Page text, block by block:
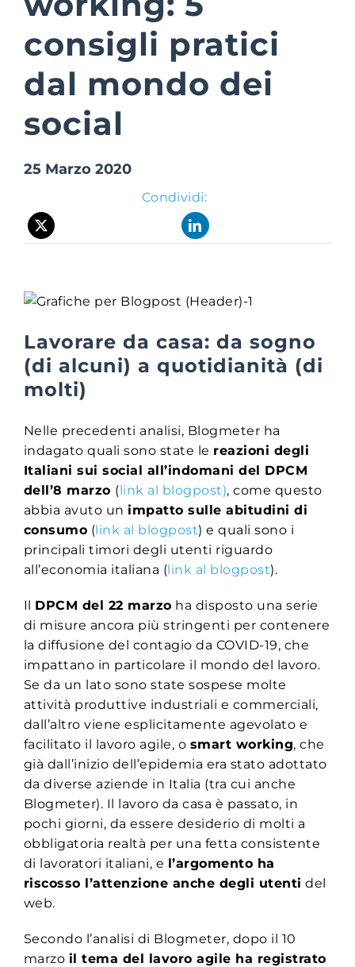
Suite Login
consigli pratici
dal mondo dei
social
25 Marzo 2020
Condividi:
Lavorare da casa: da sogno
(di alcuni) a quotidianità (di
molti)
Nelle precedenti analisi, Blogmeter ha
indagato quali sono state le reazioni degli
Italiani sui social all’indomani del DPCM
dell’8 marzo (link al blogpost), come questo
abbia avuto unimpatto sulle abitudini di
consumo (link al blogpost) e quali sono i
principali timori degli utenti riguardo
all’economia italiana (link al blogpost).
Il DPCM del 22 marzo ha disposto una serie
di misure ancora più stringenti per contenere
la diffusione del contagio da COVID-19, che
impattano in particolare il mondo del lavoro.
Se da un lato sono state sospese molte
attività produttive industriali e commerciali,
dall’altro viene esplicitamente agevolato e
facilitato il lavoro agile, o smart working, che
già dall’inizio dell’epidemia era stato adottato
da diverse aziende in Italia (tra cui anche
Blogmeter). Il lavoro da casa è passato, in
pochi giorni, da essere desiderio di molti a
obbligatoria realtà per una fetta consistente
di lavoratori italiani, e l’argomento ha
riscosso l’attenzione anche degli utenti del
web.
Secondo l’analisi di Blogmeter, dopo il 10
marzo il tema del lavoro agile ha registrato